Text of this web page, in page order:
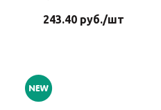
243.40руб./шт